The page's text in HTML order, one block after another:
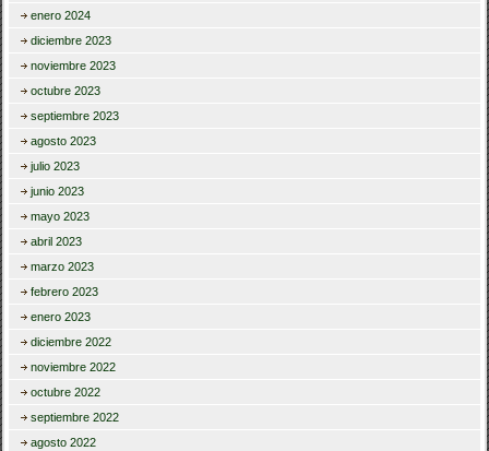
enero 2024
diciembre 2023
noviembre 2023
octubre 2023
septiembre 2023
agosto 2023
julio 2023
junio 2023
mayo 2023
abril 2023
marzo 2023
febrero 2023
enero 2023
diciembre 2022
noviembre 2022
octubre 2022
septiembre 2022
agosto 2022